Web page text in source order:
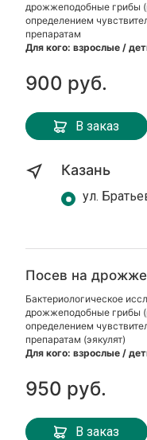
дрожжеподобные грибы
определением
препаратам
Для кого: взрослые /
900 руб.
В заказ
Казань
ул.
Посев на
Бактериологическое
дрожжеподобные грибы
определением
препаратам (эякулят)
Для кого: взрослые /
950 руб.
В заказ